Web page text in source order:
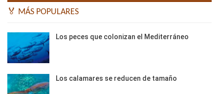
🏅 MÁS POPULARES
Los peces que colonizan el Mediterráneo
Los calamares se reducen de tamaño